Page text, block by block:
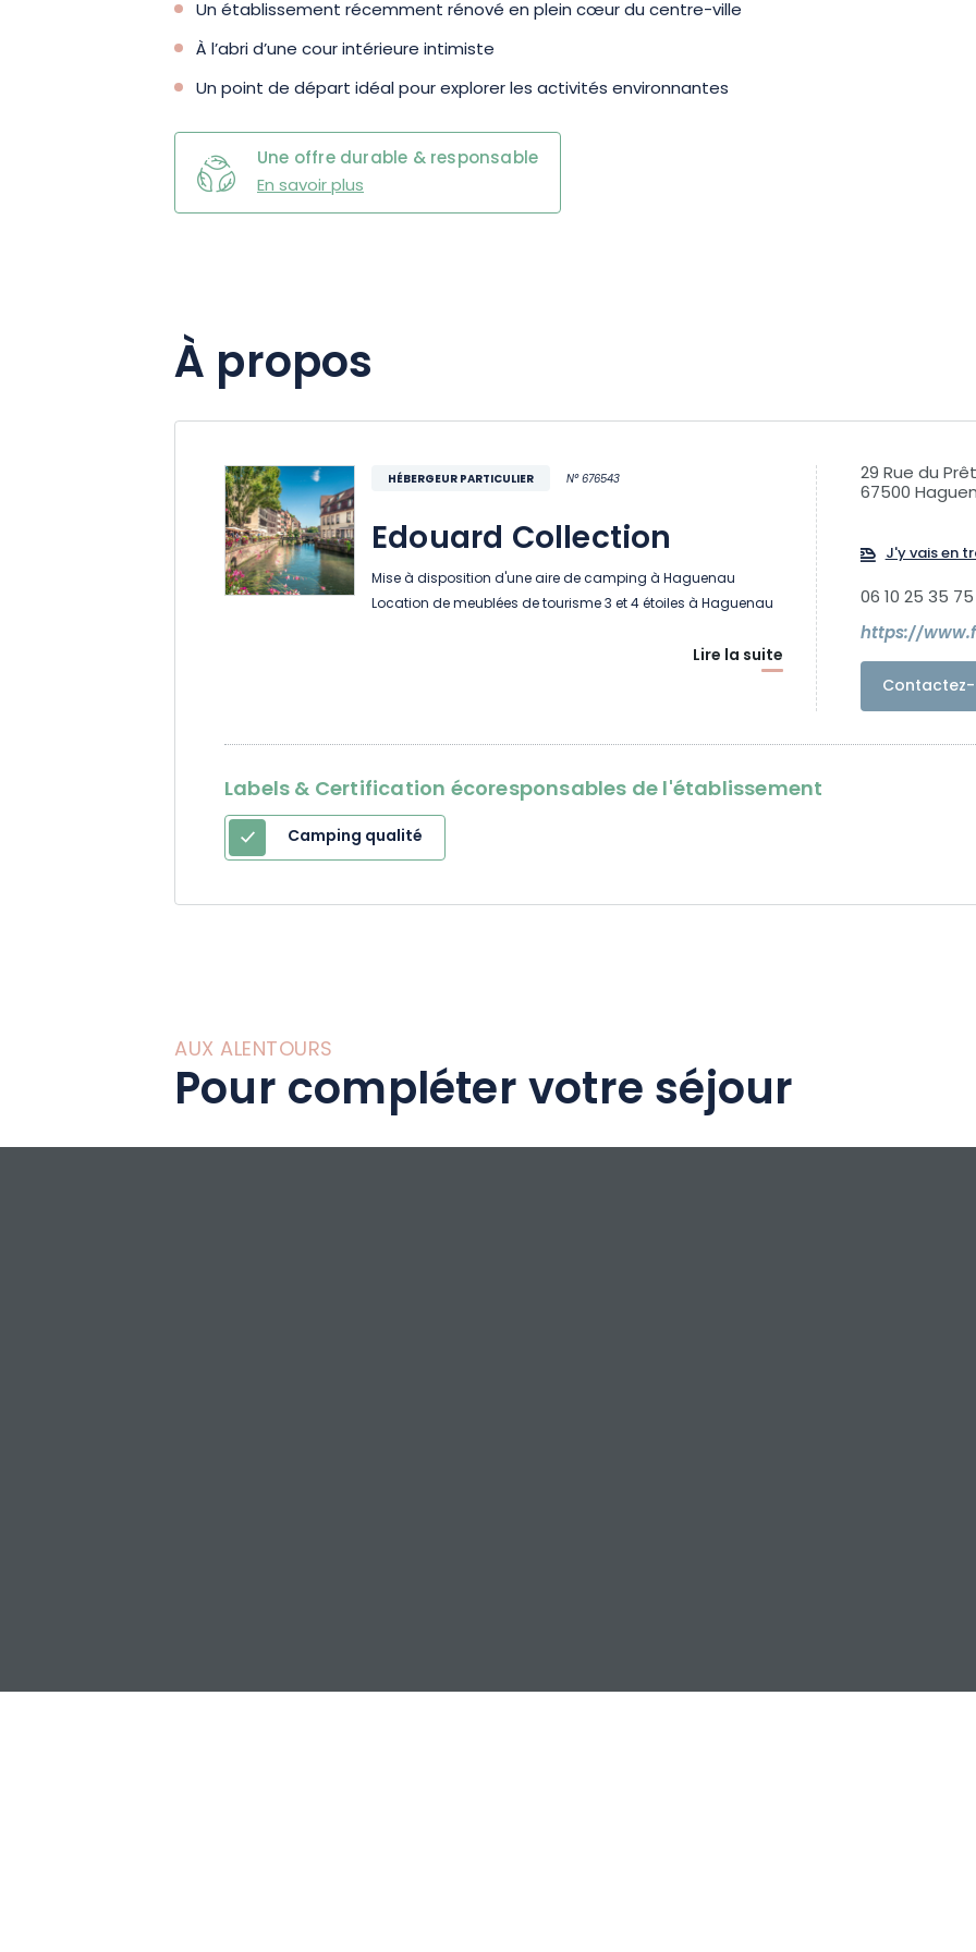
Ainsi, que vous soyez en quête de détente ou d’aventure, ce séjour à
Haguenau vous garantit des moments uniques à partager. Réservez
Un établissement récemment rénové en plein cœur du centre-ville
À l’abri d’une cour intérieure intimiste
Un point de départ idéal pour explorer les activités environnantes
Une offre durable & responsable
En savoir plus
À propos
HÉBERGEUR PARTICULIER N° 676543
Edouard Collection
Mise à disposition d'une aire de camping à Haguenau
Location de meublées de tourisme 3 et 4 étoiles à Haguenau
Lire la suite
29 Rue du
67500
J'y vais en
06 10 25 35 75
Labels & Certification écoresponsables de l'établissement
Camping qualité
AUX ALENTOURS
Pour compléter votre séjour